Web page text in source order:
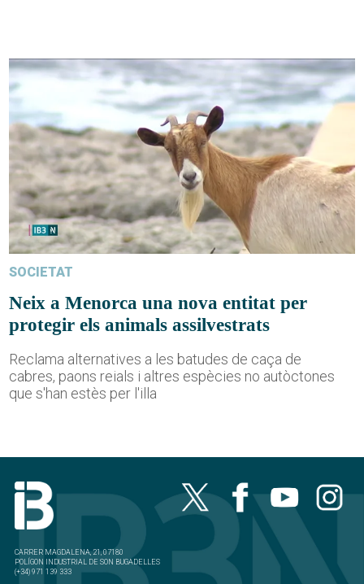
SOCIETAT
Neix a Menorca una nova entitat per
protegir els animals assilvestrats
Reclama alternatives a les batudes de caça de
cabres, paons reials i altres espècies no autòctones
que s'han estès per l'illa
CARRER MAGDALENA, 21, 07180
POLÍGON INDUSTRIAL DE SON BUGADELLES
(+34) 971 139 333